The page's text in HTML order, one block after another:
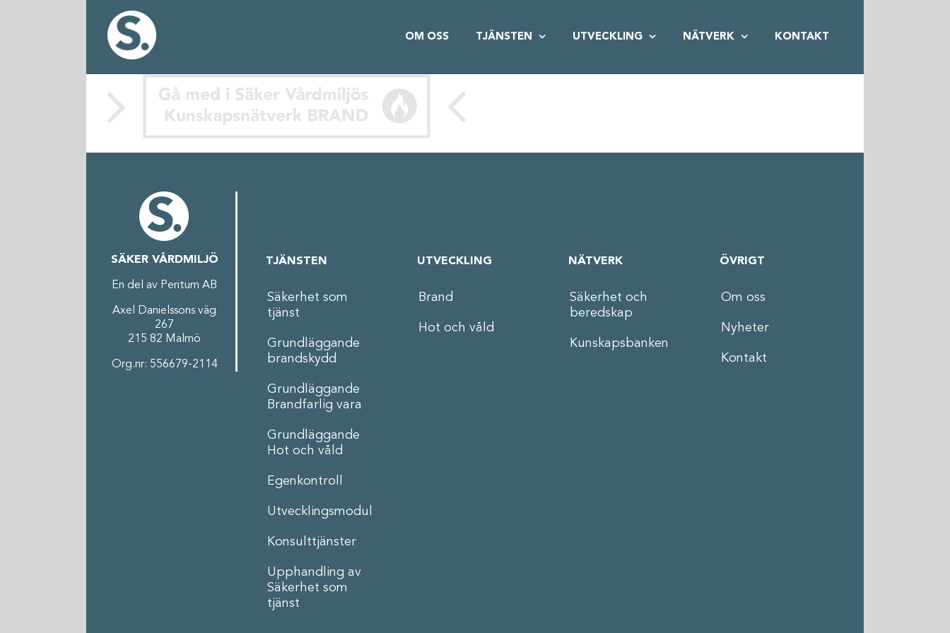
OM OSS TJÄNSTEN UTVECKLING NÄTVERK KONTAKT
SÄKER VÅRDMILJÖ
En del av Peritum AB
Axel Danielssons väg
267
215 82 Malmö
Org.nr: 556679-2114
TJÄNSTEN
Säkerhet som
tjänst
Grundläggande
brandskydd
Grundläggande
Brandfarlig vara
Grundläggande
Hot och våld
Egenkontroll
Utvecklingsmodul
Konsulttjänster
Upphandling av
Säkerhet som
tjänst
UTVECKLING
Brand
Hot och våld
NÄTVERK
Säkerhet och
beredskap
Kunskapsbanken
ÖVRIGT
Om oss
Nyheter
Kontakt